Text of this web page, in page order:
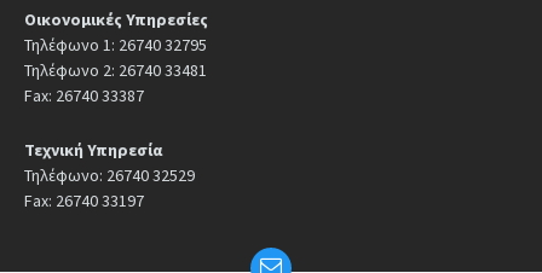
Οικονομικές Υπηρεσίες
Τηλέφωνο 1: 26740 32795
Τηλέφωνο 2: 26740 33481
Fax: 26740 33387
Τεχνική Υπηρεσία
Τηλέφωνο: 26740 32529
Fax: 26740 33197